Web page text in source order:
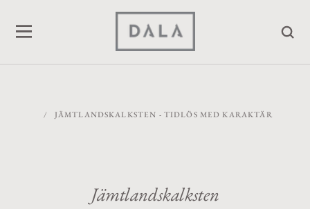
/ JÄMTLANDSKALKSTEN - TIDLÖS MED KARAKTÄR
Jämtlandskalksten